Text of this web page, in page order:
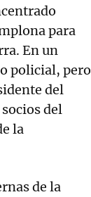
para
En un
policial, pero
del
del
la
de la